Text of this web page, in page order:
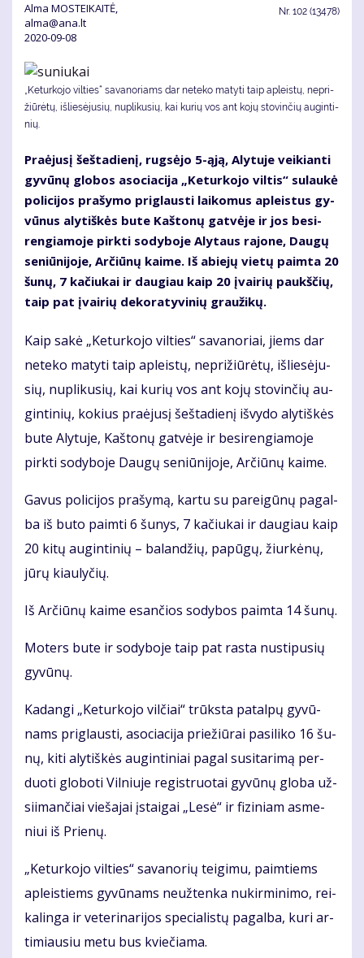
Alma MOSTEIKAITĖ,
alma@ana.lt
2020-09-08
Nr. 102 (13478)
„Ke­tur­ko­jo vil­ties“ sa­va­no­riams dar ne­te­ko ma­ty­ti taip ap­leis­tų, ne­pri­
žiū­rė­tų, iš­lie­sė­ju­sių, nu­pli­ku­sių, kai ku­rių vos ant ko­jų sto­vin­čių au­gin­ti­
nių.
Pra­ėju­sį šeš­ta­die­nį, rug­sė­jo 5-ąją, Aly­tu­je vei­kian­ti
gy­vū­nų glo­bos aso­cia­ci­ja „Ke­tur­ko­jo vil­tis“ su­lau­kė
po­li­ci­jos pra­šy­mo pri­glaus­ti lai­ko­mus ap­leis­tus gy­
vū­nus aly­tiš­kės bu­te Kaš­to­nų gat­vė­je ir jos be­si­
ren­gia­mo­je pirk­ti so­dy­bo­je Aly­taus ra­jo­ne, Dau­gų
se­niū­ni­jo­je, Ar­čiū­nų kai­me. Iš abie­jų vie­tų pa­im­ta 20
šu­nų, 7 ka­čiu­kai ir dau­giau kaip 20 įvai­rių paukš­čių,
taip pat įvai­rių de­ko­ra­ty­vi­nių grau­ži­kų.
Kaip sa­kė „Ke­tur­ko­jo vil­ties“ sa­va­no­riai, jiems dar
ne­te­ko ma­ty­ti taip ap­leis­tų, ne­pri­žiū­rė­tų, iš­lie­sė­ju­
sių, nu­pli­ku­sių, kai ku­rių vos ant ko­jų sto­vin­čių au­
gin­ti­nių, ko­kius pra­ėju­sį šeš­ta­die­nį iš­vy­do aly­tiš­kės
bu­te Aly­tu­je, Kaš­to­nų gat­vė­je ir be­si­ren­gia­mo­je
pirk­ti so­dy­bo­je Dau­gų se­niū­ni­jo­je, Ar­čiū­nų kai­me.
Ga­vus po­li­ci­jos pra­šy­mą, kar­tu su pa­rei­gū­nų pa­gal­
ba iš bu­to pa­im­ti 6 šu­nys, 7 ka­čiu­kai ir dau­giau kaip
20 ki­tų au­gin­ti­nių – ba­lan­džių, pa­pū­gų, žiur­kė­nų,
jū­rų kiau­ly­čių.
Iš Ar­čiū­nų kai­me esan­čios so­dy­bos pa­im­ta 14 šu­nų.
Mo­ters bu­te ir so­dy­bo­je taip pat ras­ta nu­sti­pu­sių
gy­vū­nų.
Ka­dan­gi „Ke­tur­ko­jo vil­čiai“ trūks­ta pa­tal­pų gy­vū­
nams pri­glaus­ti, aso­cia­ci­ja prie­žiū­rai pa­si­li­ko 16 šu­
nų, ki­ti aly­tiš­kės au­gin­ti­niai pa­gal su­si­ta­ri­mą per­
duo­ti glo­bo­ti Vil­niu­je re­gist­ruo­tai gy­vū­nų glo­ba už­
si­i­man­čiai vie­ša­jai įstai­gai „Le­sė“ ir fi­zi­niam as­me­
niui iš Prie­nų.
„Ke­tur­ko­jo vil­ties“ sa­va­no­rių tei­gi­mu, pa­im­tiems
ap­leis­tiems gy­vū­nams ne­už­ten­ka nu­kir­mi­ni­mo, rei­
ka­lin­ga ir ve­te­ri­na­ri­jos spe­cia­lis­tų pa­gal­ba, ku­ri ar­
ti­miau­siu me­tu bus kvie­čia­ma.